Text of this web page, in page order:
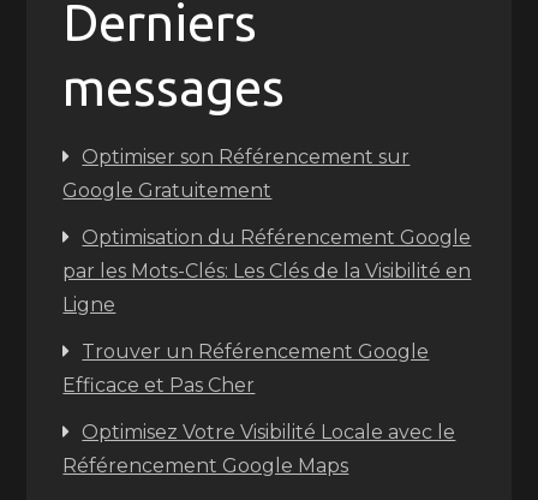
Derniers
messages
Optimiser son Référencement sur
Google Gratuitement
Optimisation du Référencement Google
par les Mots-Clés: Les Clés de la Visibilité en
Ligne
Trouver un Référencement Google
Efficace et Pas Cher
Optimisez Votre Visibilité Locale avec le
Référencement Google Maps